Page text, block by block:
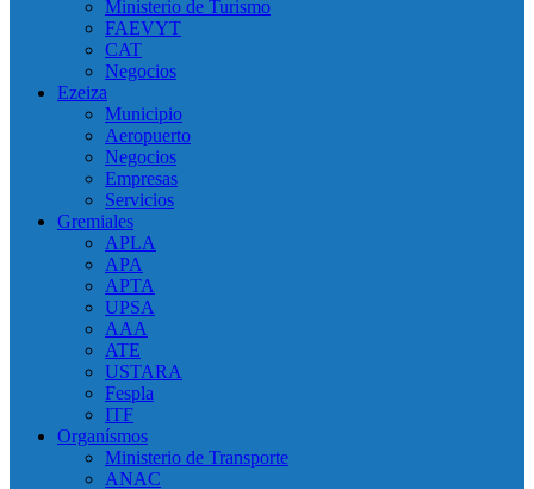
Ministerio de Turismo
FAEVYT
CAT
Negocios
Ezeiza
Municipio
Aeropuerto
Negocios
Empresas
Servicios
Gremiales
APLA
APA
APTA
UPSA
AAA
ATE
USTARA
Fespla
ITF
Organísmos
Ministerio de Transporte
ANAC